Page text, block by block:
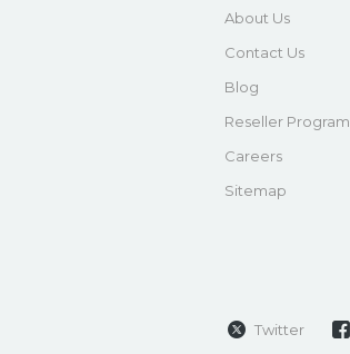
About Us
Contact Us
Blog
Reseller Program
Careers
Sitemap
Twitter